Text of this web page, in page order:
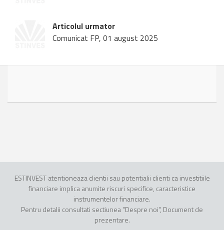
Articolul urmator
Comunicat FP, 01 august 2025
ESTINVEST atentioneaza clientii sau potentialii clienti ca investitiile
financiare implica anumite riscuri specifice, caracteristice
instrumentelor financiare.
Pentru detalii consultati sectiunea "Despre noi", Document de
prezentare.